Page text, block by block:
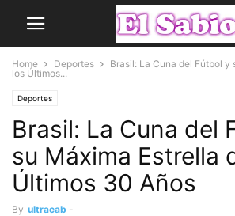
Home Deportes
Brasil: La Cuna del Fútbol y
los Últimos...
Deportes
Brasil: La Cuna del
su Máxima Estrella
Últimos 30 Años
By ultracab -